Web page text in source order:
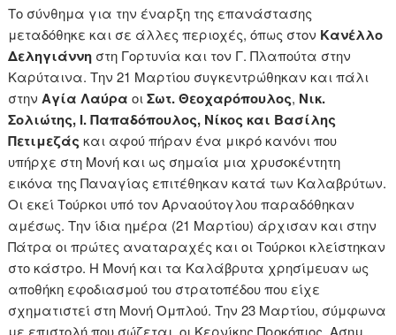
Το σύνθημα για την έναρξη της επανάστασης
μεταδόθηκε και σε άλλες περιοχές, όπως στον Κανέλλο
Δεληγιάννη στη Γορτυνία και τον Γ. Πλαπούτα στην
Καρύταινα. Την 21 Μαρτίου συγκεντρώθηκαν και πάλι
στηνΑγία Λαύρα οιΣωτ. Θεοχαρόπουλος, Νικ.
Σολιώτης, Ι. Παπαδόπουλος, Νίκος και Βασίλης
Πετιμεζάςκαι αφού πήραν ένα μικρό κανόνι που
υπήρχε στη Μονή και ως σημαία μια χρυσοκέντητη
εικόνα της Παναγίας επιτέθηκαν κατά των Καλαβρύτων.
Οι εκεί Τούρκοι υπό τον Αρναούτογλου παραδόθηκαν
αμέσως. Την ίδια ημέρα (21 Μαρτίου) άρχισαν και στην
Πάτρα οι πρώτες αναταραχές και οι Τούρκοι κλείστηκαν
στο κάστρο. Η Μονή και τα Καλάβρυτα χρησίμευαν ως
αποθήκη εφοδιασμού του στρατοπέδου που είχε
σχηματιστεί στη Μονή Ομπλού. Την 23 Μαρτίου, σύμφωνα